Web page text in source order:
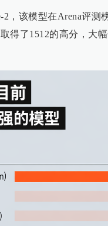
2，该模型在Arena评测
得了1512的高分，大